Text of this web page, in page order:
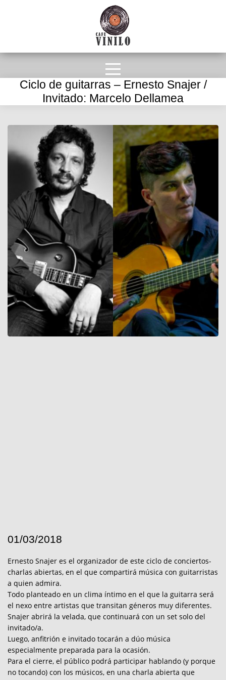
Ciclo de guitarras – Ernesto Snajer /
Invitado: Marcelo Dellamea
01/03/2018
Ernesto Snajer es el organizador de este ciclo de conciertos-
charlas abiertas, en el que compartirá música con guitarristas
a quien admira.
Todo planteado en un clima íntimo en el que la guitarra será
el nexo entre artistas que transitan géneros muy diferentes.
Snajer abrirá la velada, que continuará con un set solo del
invitado/a.
Luego, anfitrión e invitado tocarán a dúo música
especialmente preparada para la ocasión.
Para el cierre, el público podrá participar hablando (y porque
no tocando) con los músicos, en una charla abierta que